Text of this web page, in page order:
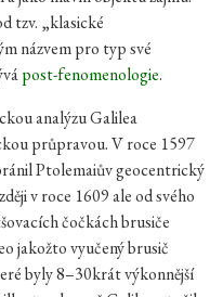
tzv. „klasické
názvem pro typ své
post-fenomenologie.
analýzu Galilea
průpravou. V roce 1597
Ptolemaiův geocentrický
v roce 1609 ale od svého
čočkách brusiče
jakožto vyučený brusič
byly 8–30krát výkonnější